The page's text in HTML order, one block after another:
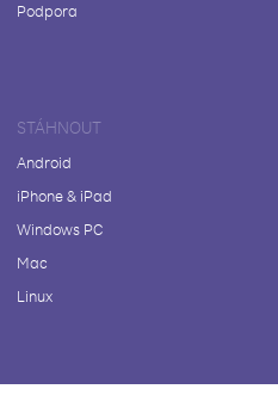
Podpora
STÁHNOUT
Android
iPhone & iPad
Windows PC
Mac
Linux